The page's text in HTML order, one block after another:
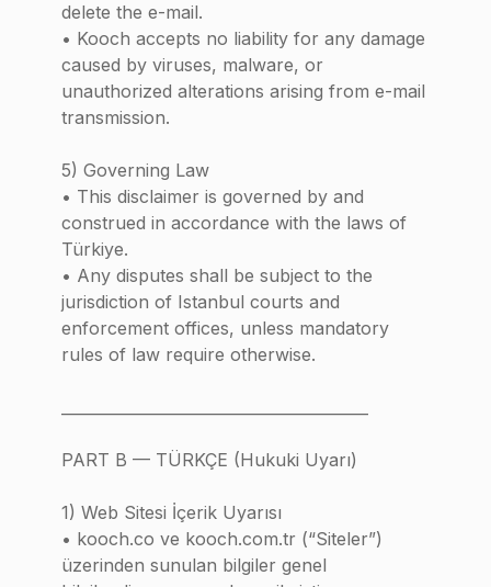
delete the e-mail.
• Kooch accepts no liability for any damage
caused by viruses, malware, or
unauthorized alterations arising from e-mail
transmission.
5) Governing Law
• This disclaimer is governed by and
construed in accordance with the laws of
Türkiye.
• Any disputes shall be subject to the
jurisdiction of Istanbul courts and
enforcement offices, unless mandatory
rules of law require otherwise.
PART B — TÜRKÇE (Hukuki Uyarı)
1) Web Sitesi İçerik Uyarısı
• kooch.co ve kooch.com.tr (“Siteler”)
üzerinden sunulan bilgiler genel